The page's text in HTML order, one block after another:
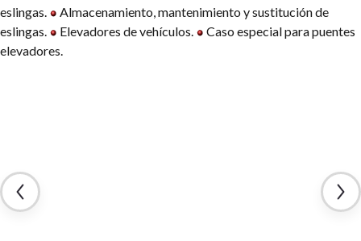
eslingas.
Almacenamiento, mantenimiento y sustitución de
eslingas.
Elevadores de vehículos.
Caso especial para puentes
elevadores.